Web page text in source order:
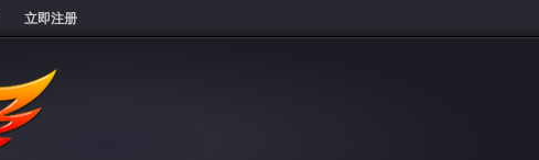
立即注册